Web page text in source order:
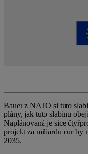
Bauer z NATO si tuto
plány, jak tuto slabinu
Naplánovaná je sice
projekt za miliardu eur by
2035.